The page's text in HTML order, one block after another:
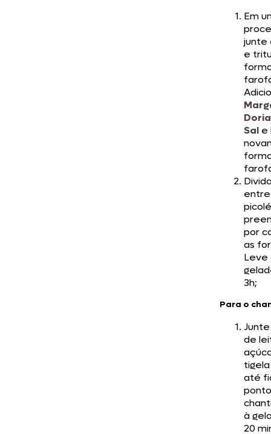
Em
junte
e
Sal e
por
as
Leve
3h;
Para o
de
até
à
20